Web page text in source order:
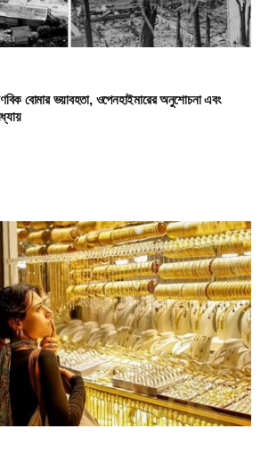
বোমার ভয়াবহতা, ওপেনহাইমারের অনুশোচনা এবং